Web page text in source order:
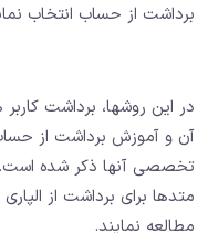
برداشت از حساب انتخاب
در این روشها، برداشت
آن و آموزش برداشت از
تخصصی آنها ذکر شده است.
متدها برای برداشت از
مطالعه نمایند.